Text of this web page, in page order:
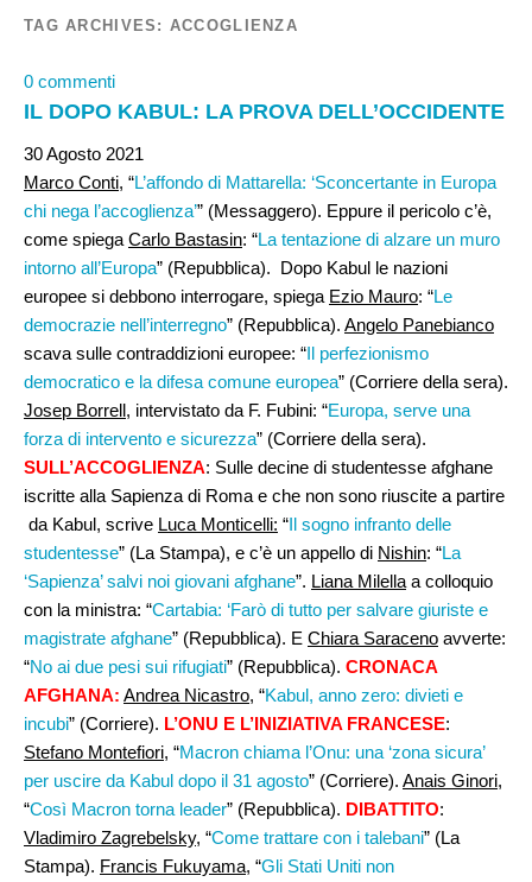
TAG ARCHIVES: ACCOGLIENZA
0 commenti
IL DOPO KABUL: LA PROVA DELL’OCCIDENTE
30 Agosto 2021
Marco Conti, “L’affondo di Mattarella: ‘Sconcertante in Europa
chi nega l’accoglienza’” (Messaggero). Eppure il pericolo c’è,
come spiega Carlo Bastasin: “La tentazione di alzare un muro
intorno all’Europa” (Repubblica). Dopo Kabul le nazioni
europee si debbono interrogare, spiega Ezio Mauro: “Le
democrazie nell’interregno” (Repubblica). Angelo Panebianco
scava sulle contraddizioni europee: “Il perfezionismo
democratico e la difesa comune europea” (Corriere della sera).
Josep Borrell, intervistato da F. Fubini: “Europa, serve una
forza di intervento e sicurezza” (Corriere della sera).
SULL’ACCOGLIENZA: Sulle decine di studentesse afghane
iscritte alla Sapienza di Roma e che non sono riuscite a partire
da Kabul, scrive Luca Monticelli: “Il sogno infranto delle
studentesse” (La Stampa), e c’è un appello di Nishin: “La
‘Sapienza’ salvi noi giovani afghane”. Liana Milella a colloquio
con la ministra: “Cartabia: ‘Farò di tutto per salvare giuriste e
magistrate afghane” (Repubblica). E Chiara Saraceno avverte:
“No ai due pesi sui rifugiati” (Repubblica). CRONACA
AFGHANA: Andrea Nicastro, “Kabul, anno zero: divieti e
incubi” (Corriere). L’ONU E L’INIZIATIVA FRANCESE:
Stefano Montefiori, “Macron chiama l’Onu: una ‘zona sicura’
per uscire da Kabul dopo il 31 agosto” (Corriere). Anais Ginori,
“Così Macron torna leader” (Repubblica). DIBATTITO:
Vladimiro Zagrebelsky, “Come trattare con i talebani” (La
Stampa). Francis Fukuyama, “Gli Stati Uniti non